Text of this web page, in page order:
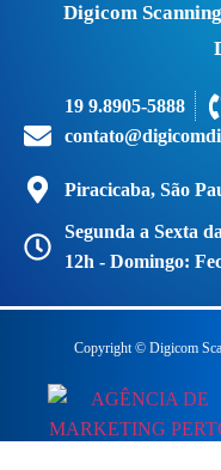
Digicom
19 9.8905-5888
Piracicaba, São
Segunda a Sexta
12h - Domingo:
Copyright © Digicom